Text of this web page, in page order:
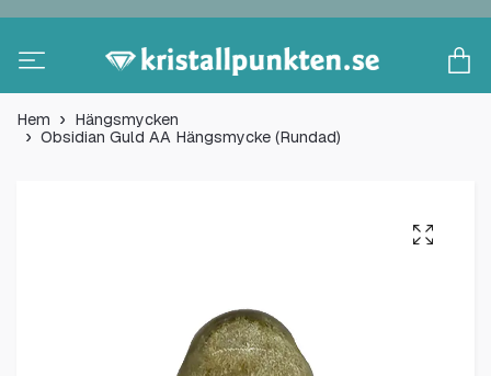
Hem
Hängsmycken
Obsidian Guld AA Hängsmycke (Rundad)